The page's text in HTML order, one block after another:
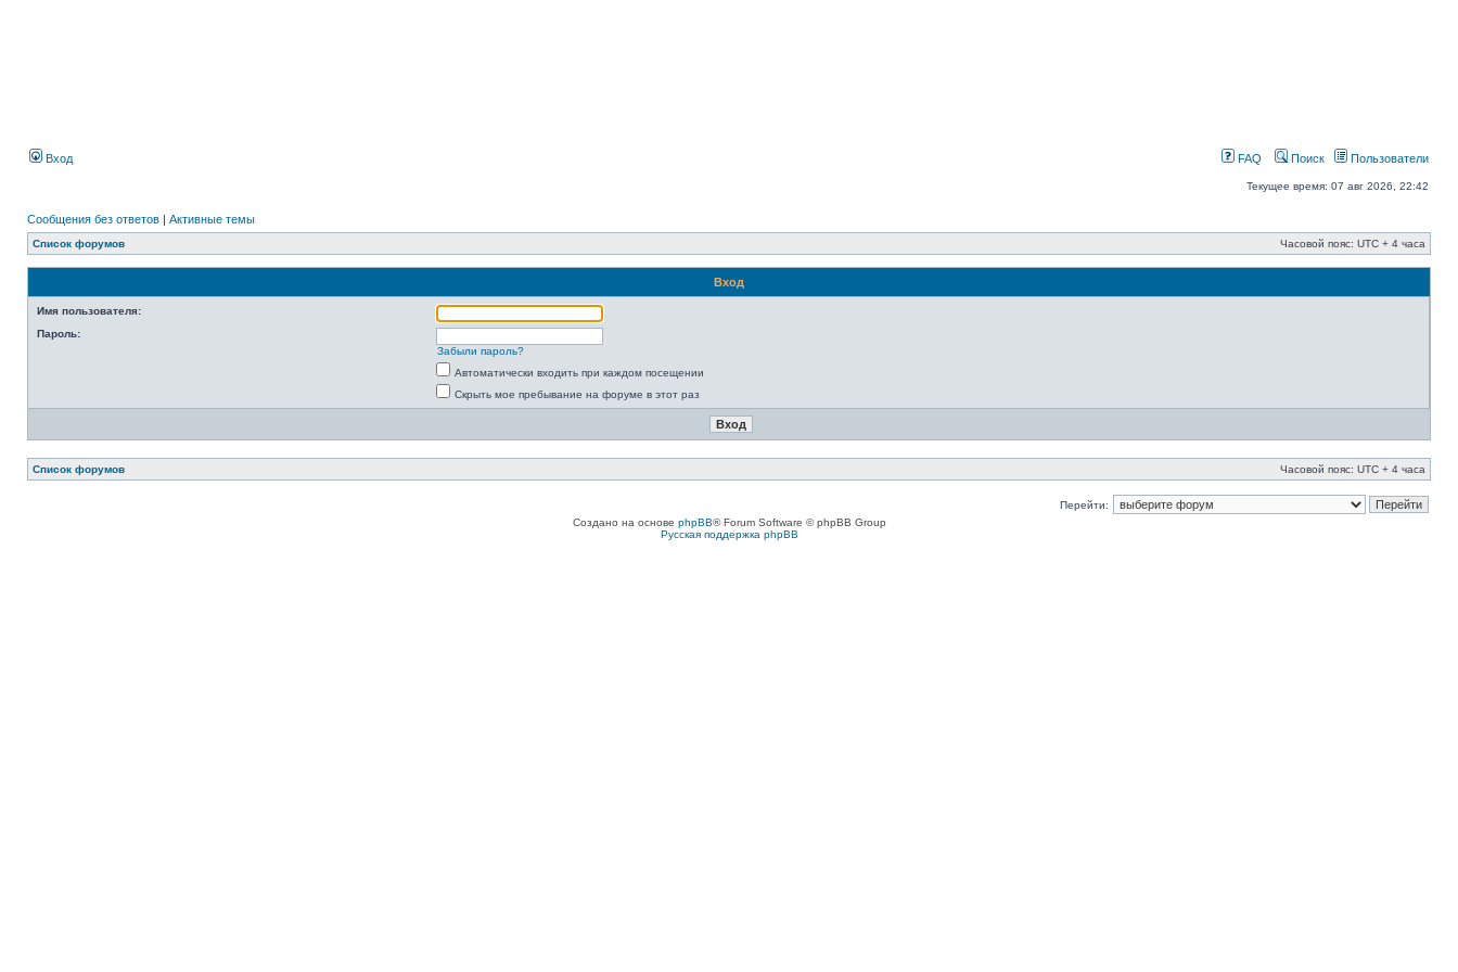
Вход FAQ Поиск Пользователи
Текущее время: 07 авг 2026, 22:42
Сообщения без ответов | Активные темы
Список форумов Часовой пояс: UTC + 4 часа
Вход
Имя пользователя:
Пароль:
Забыли пароль?
Автоматически входить при каждом посещении
Скрыть мое пребывание на форуме в этот раз
Список форумов Часовой пояс: UTC + 4 часа
Перейти:
Создано на основе phpBB® Forum Software © phpBB Group
Русская поддержка phpBB